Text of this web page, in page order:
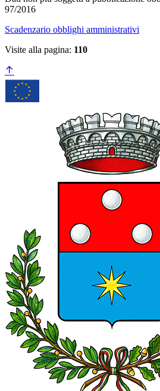
97/2016
Scadenzario obblighi amministrativi
Visite alla pagina: 110